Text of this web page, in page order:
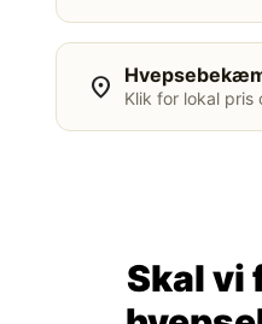
location_on Klik for lokal pris
Skal vi